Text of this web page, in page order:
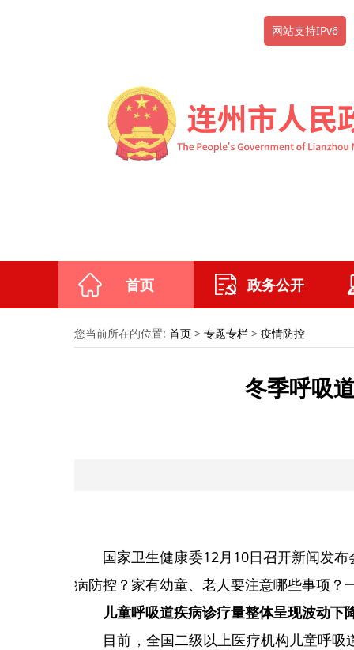
网站支持IPv6
首页 政务公开
您当前所在的位置: 首页 > 专题专栏 > 疫情防控
冬季呼吸
国家卫生健康委12月10日召开新闻发布
病防控？家有幼童、老人要注意哪些事项
儿童呼吸道疾病诊疗量整体呈现波动下
目前，全国二级以上医疗机构儿童呼吸